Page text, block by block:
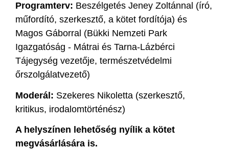
Programterv: Beszélgetés Jeney Zoltánnal (író,
műfordító, szerkesztő, a kötet fordítója) és
Magos Gáborral (Bükki Nemzeti Park
Igazgatóság - Mátrai és Tarna-Lázbérci
Tájegység vezetője, természetvédelmi
őrszolgálatvezető)
Moderál: Szekeres Nikoletta (szerkesztő,
kritikus, irodalomtörténész)
A helyszínen lehetőség nyílik a kötet
megvásárlására is.